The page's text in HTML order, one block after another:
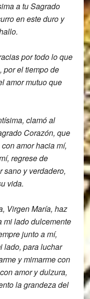
a tu Sagrado
en este duro y
por todo lo que
por el tiempo de
amormutuo que
clamó al
Corazón, que
amor hacia mí,
regrese de
sano y verdadero,
vida.
Virgen María, haz
mi lado dulcemente
junto a mí,
lado, para luchar
y mimarme con
amor y dulzura,
la grandezadel